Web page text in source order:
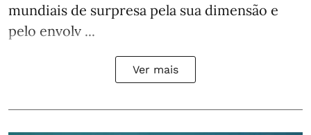
mundiais de surpresa pela sua dimensão e
pelo envolv ...
Ver mais